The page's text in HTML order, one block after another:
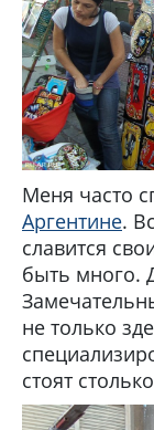
Меня часто
Аргентине.
славится
быть много.
не только
стоят